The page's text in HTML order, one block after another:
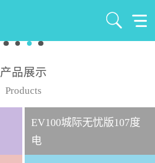
产品展示
Products
EV100城际无忧版107度
电